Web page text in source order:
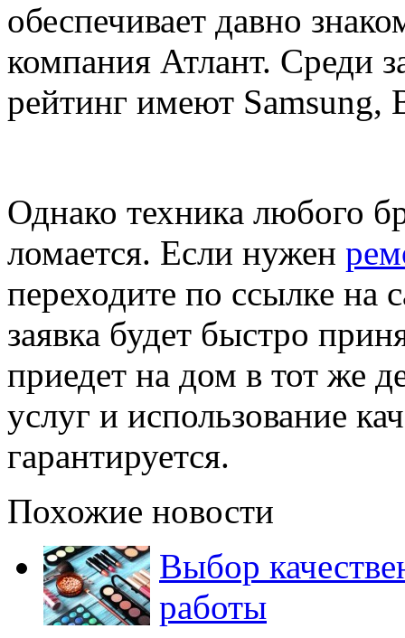
обеспечивает давно
компания Атлант. Среди
рейтинг имеют Samsung,
Однако техника любого
ломается. Если нужен
переходите по ссылке на
заявка будет быстро
приедет на дом в тот же
услуг и использование
гарантируется.
Похожие новости
Выбор
работы